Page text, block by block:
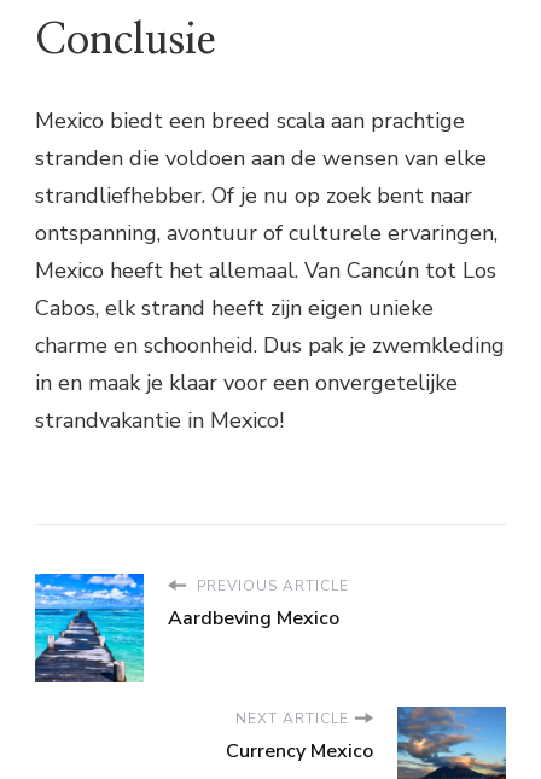
Conclusie
Mexico biedt een breed scala aan prachtige
stranden die voldoen aan de wensen van elke
strandliefhebber. Of je nu op zoek bent naar
ontspanning, avontuur of culturele ervaringen,
Mexico heeft het allemaal. Van Cancún tot Los
Cabos, elk strand heeft zijn eigen unieke
charme en schoonheid. Dus pak je zwemkleding
in en maak je klaar voor een onvergetelijke
strandvakantie in Mexico!
PREVIOUS ARTICLE
Aardbeving Mexico
NEXT ARTICLE
Currency Mexico